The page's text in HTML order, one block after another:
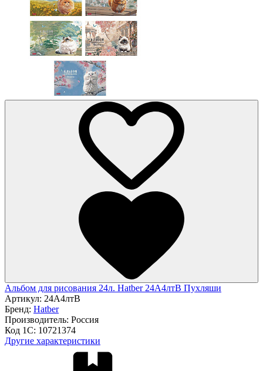
Альбом для рисования 24л. Hatber 24А4лтВ Пухляши
Артикул: 24А4лтВ
Бренд: Hatber
Производитель: Россия
Код 1С: 10721374
Другие характеристики